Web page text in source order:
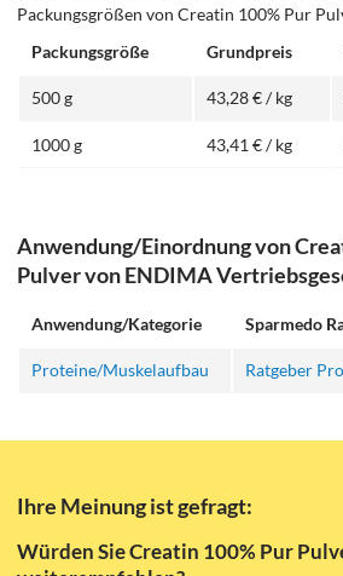
Packungsgrößen von Creatin 100% Pur
Packungsgröße
Grundpreis
500 g 43,28 € / kg
1000 g 43,41 € / kg
Anwendung/Einordnung von
Pulver von ENDIMA
Anwendung/Kategorie Sparmedo
Proteine/Muskelaufbau Ratgeber
Ihre Meinung ist gefragt:
Würden Sie Creatin 100% Pur